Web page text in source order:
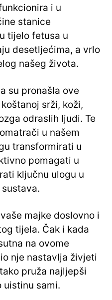
i u
stanice
tijelo fetusa u
desetljećima, a vrlo
našeg života.
su pronašla ove
srži, koži,
odraslih ljudi. Te
u našem
transformirati u
pomagati u
ključnu ulogu u
majke doslovno i
tijela. Čak i kada
na ovome
nje nastavlja živjeti
pruža najljepši
uistinu sami.